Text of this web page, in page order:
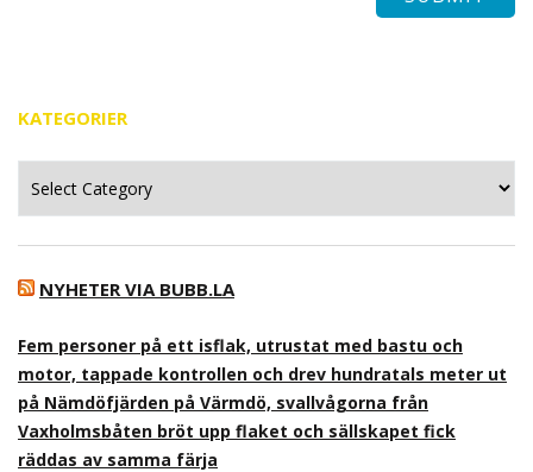
KATEGORIER
NYHETER VIA BUBB.LA
Fem personer på ett isflak, utrustat med bastu och
motor, tappade kontrollen och drev hundratals meter ut
på Nämdöfjärden på Värmdö, svallvågorna från
Vaxholmsbåten bröt upp flaket och sällskapet fick
räddas av samma färja